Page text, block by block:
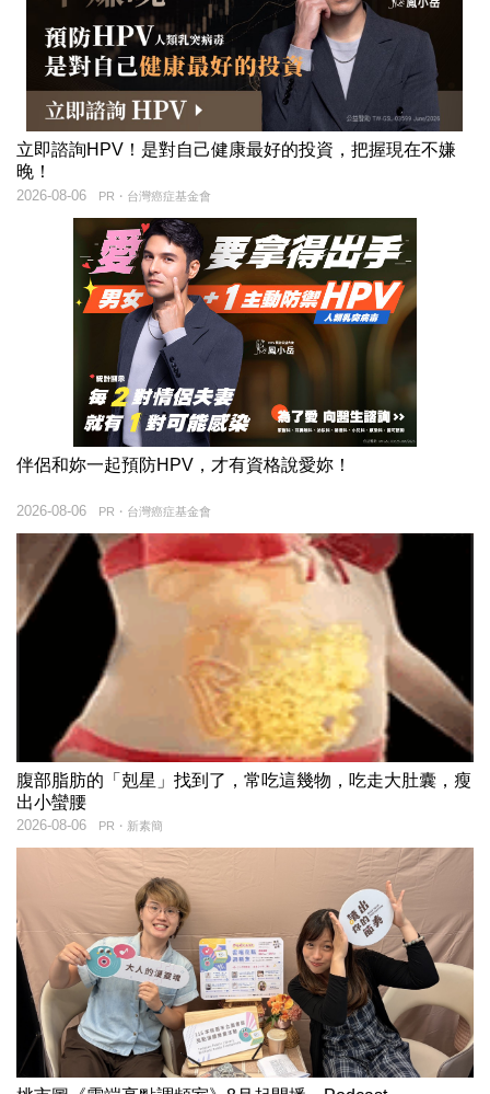
立即諮詢HPV！是對自己健康最好的投資，把握現在不嫌
晚！
PR・台灣癌症基金會
2026-08-06
伴侶和妳一起預防HPV，才有資格說愛妳！
PR・台灣癌症基金會
2026-08-06
腹部脂肪的「剋星」找到了，常吃這幾物，吃走大肚囊，瘦
出小蠻腰
PR・新素簡
2026-08-06